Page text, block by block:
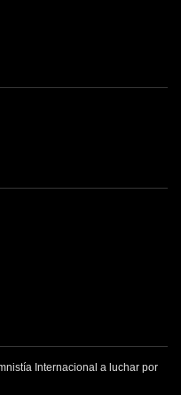
Internacional a luchar por